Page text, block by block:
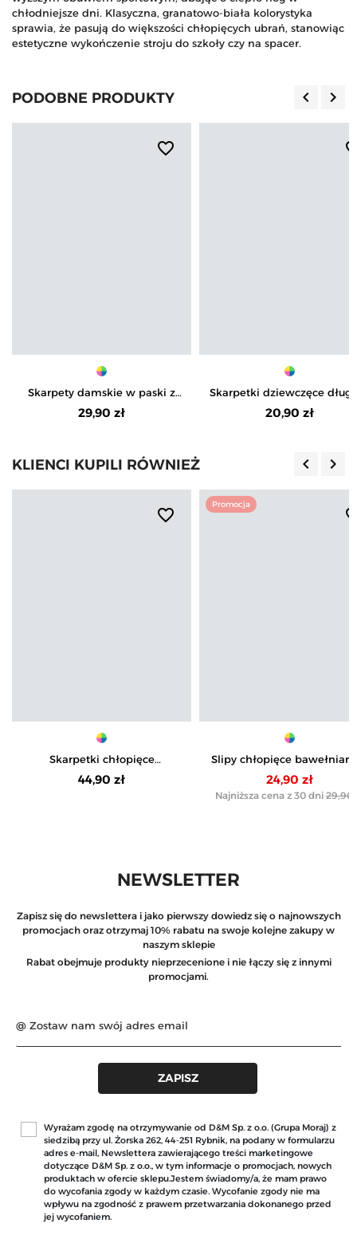
chłodniejsze dni. Klasyczna, granatowo-biała kolorystyka
sprawia, że pasują do większości chłopięcych ubrań, stanowiąc
estetyczne wykończenie stroju do szkoły czy na spacer.
PODOBNE PRODUKTY keyboard_arrow_left keyboard_arrow_right
favorite_border
Skarpety damskie w paski z
wiskozy 3-pak
29,90 zł
Skarpetki dziewczęce
kwiatowym wzorem 3-
20,90 zł
KLIENCI KUPILI RÓWNIEŻ keyboard_arrow_left keyboard_arrow_right
favorite_border
Skarpetki chłopięce
bawełniane w zabawne wzory
6-pak
44,90 zł
Promocja
Slipy chłopięce
elastanem 3-pak
24,90 zł
Najniższa cena z 30 dni 29,90
NEWSLETTER
Zapisz się do newslettera i jako pierwszy dowiedz się o najnowszych
promocjach oraz otrzymaj 10% rabatu na swoje kolejne zakupy w
naszym sklepie
Rabat obejmuje produkty nieprzecenione i nie łączy się z innymi
promocjami.
Wyrażam zgodę na otrzymywanie od D&M Sp. z o.o. (Grupa Moraj) z
siedzibą przy ul. Żorska 262, 44-251 Rybnik, na podany w formularzu
adres e-mail, Newslettera zawierającego treści marketingowe
dotyczące D&M Sp. z o.o., w tym informacje o promocjach, nowych
produktach w ofercie sklepu.Jestem świadomy/a, że mam prawo
do wycofania zgody w każdym czasie. Wycofanie zgody nie ma
wpływu na zgodność z prawem przetwarzania dokonanego przed
jej wycofaniem.